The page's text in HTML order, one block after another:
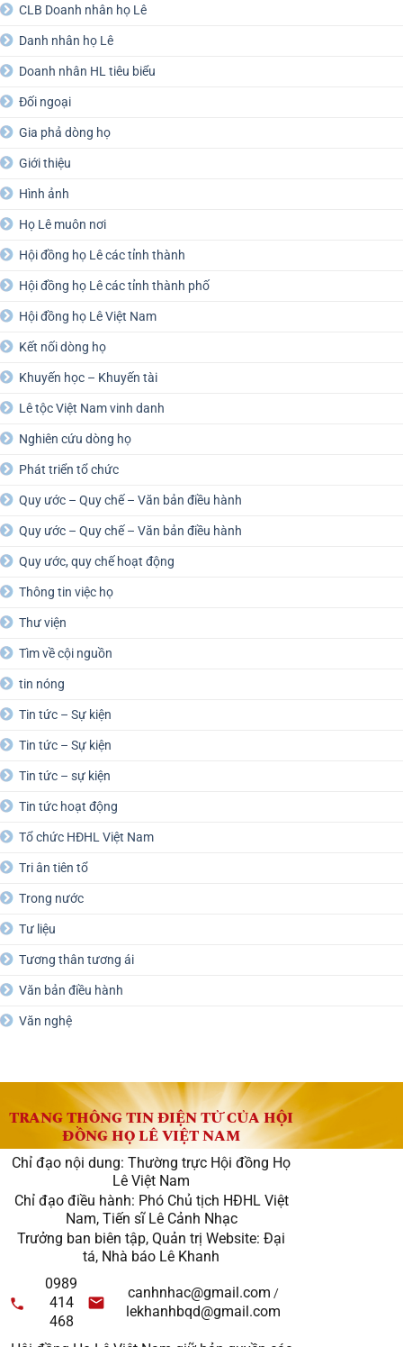
CLB Doanh nhân họ Lê
Danh nhân họ Lê
Doanh nhân HL tiêu biểu
Đối ngoại
Gia phả dòng họ
Giới thiệu
Hình ảnh
Họ Lê muôn nơi
Hội đồng họ Lê các tỉnh thành
Hội đồng họ Lê các tỉnh thành phố
Hội đồng họ Lê Việt Nam
Kết nối dòng họ
Khuyến học – Khuyến tài
Lê tộc Việt Nam vinh danh
Nghiên cứu dòng họ
Phát triển tổ chức
Quy ước – Quy chế – Văn bản điều hành
Quy ước – Quy chế – Văn bản điều hành
Quy ước, quy chế hoạt động
Thông tin việc họ
Thư viện
Tìm về cội nguồn
tin nóng
Tin tức – Sự kiện
Tin tức – Sự kiện
Tin tức – sự kiện
Tin tức hoạt động
Tổ chức HĐHL Việt Nam
Tri ân tiên tổ
Trong nước
Tư liệu
Tương thân tương ái
Văn bản điều hành
Văn nghệ
TRANG THÔNG TIN ĐIỆN TỬ CỦA HỘI
ĐỒNG HỌ LÊ VIỆT NAM
Chỉ đạo nội dung: Thường trực Hội đồng Họ
Lê Việt Nam
Chỉ đạo điều hành: Phó Chủ tịch HĐHL Việt
Nam, Tiến sĩ Lê Cảnh Nhạc
Trưởng ban biên tập, Quản trị Website: Đại
tá, Nhà báo Lê Khanh
0989
414
468
canhnhac@gmail.com /
lekhanhbqd@gmail.com